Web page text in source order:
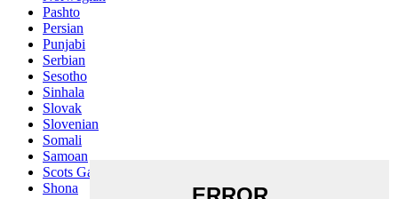
Pashto
Persian
Punjabi
Serbian
Sesotho
Sinhala
Slovak
Slovenian
Somali
Samoan
Scots Gaelic
Shona